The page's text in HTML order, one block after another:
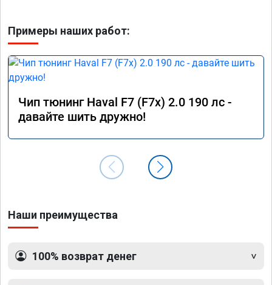
Примеры наших работ:
Чип тюнинг Haval F7 (F7x) 2.0 190 лс -
давайте шить дружно!
Наши преимущества
100% возврат денег